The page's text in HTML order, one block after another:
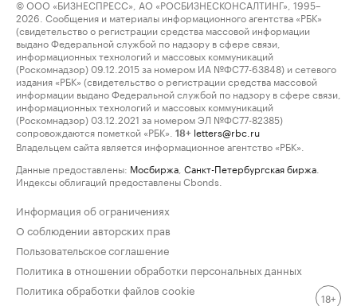
© ООО «БИЗНЕСПРЕСС», АО «РОСБИЗНЕСКОНСАЛТИНГ», 1995–
2026. Сообщения и материалы информационного агентства «РБК»
(свидетельство о регистрации средства массовой информации
выдано Федеральной службой по надзору в сфере связи,
информационных технологий и массовых коммуникаций
(Роскомнадзор) 09.12.2015 за номером ИА №ФС77-63848) и сетевого
издания «РБК» (свидетельство о регистрации средства массовой
информации выдано Федеральной службой по надзору в сфере связи,
информационных технологий и массовых коммуникаций
(Роскомнадзор) 03.12.2021 за номером ЭЛ №ФС77-82385)
сопровождаются пометкой «РБК».
18+ letters@rbc.ru
Владельцем сайта является информационное агентство «РБК».
Данные предоставлены: Мосбиржа Санкт-Петербургская биржа
Индексы облигаций предоставлены Cbonds.
Информация об ограничениях
О соблюдении авторских прав
Пользовательское соглашение
Политика в отношении обработки персональных данных
Политика обработки файлов cookie
18+